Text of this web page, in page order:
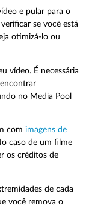
e pular para o
se você está
otimizá-lo ou
vídeo. É necessária
no Media Pool
com imagens de
caso de um filme
os créditos de
de cada
você remova o